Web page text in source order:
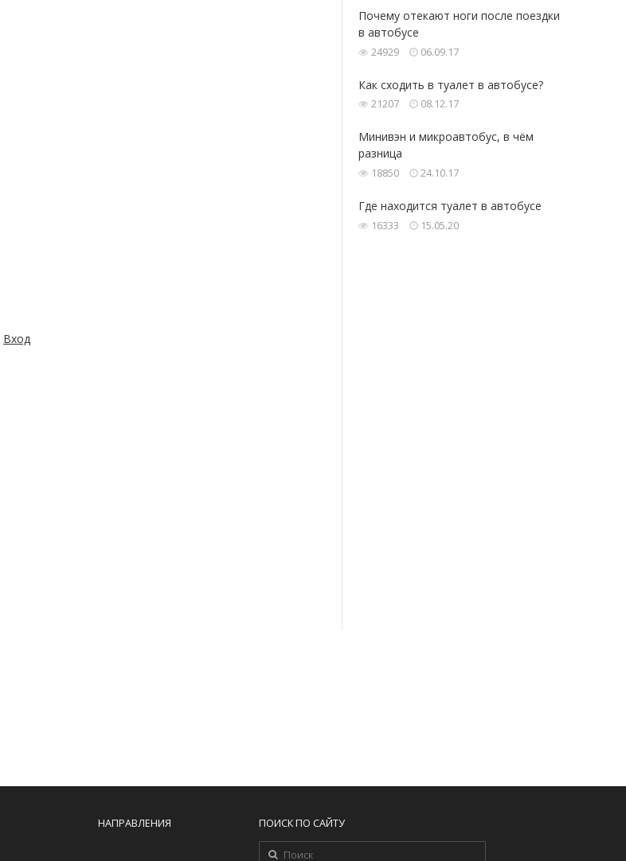
Вход
Почему отекают ноги после поездки
в автобусе
24929 06.09.17
Как сходить в туалет в автобусе?
21207 08.12.17
Минивэн и микроавтобус, в чём
разница
18850 24.10.17
Где‌ находится ‌туалет‌ ‌в‌ ‌автобусе‌ ‌
16333 15.05.20
НАПРАВЛЕНИЯ ПОИСК ПО САЙТУ